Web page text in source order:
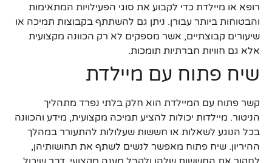
רופא או מיילדת כדי לקבוע את סוגי הפעילויות המתאימות
והבטוחות ביותר עבורן. ניתן גם להשתתף בקבוצות תמיכה או
שיעורים קבוצתיים, אשר מספקים לא רק הכוונה מקצועית
אלא גם חוויות חברתיות תומכות.
שיח פתוח עם מיילדת
קשר פתוח עם המיילדת הוא חלק בלתי נפרד מתהליך
הניטור. מיילדות יכולות להציע תמיכה מקצועית, מידע והכוונה
בכל הנוגע לשאלות או חששות שעלולות להתעורר במהלך
ההיריון. שיח פתוח מאפשר לנשים לשתף את תחושותיהן,